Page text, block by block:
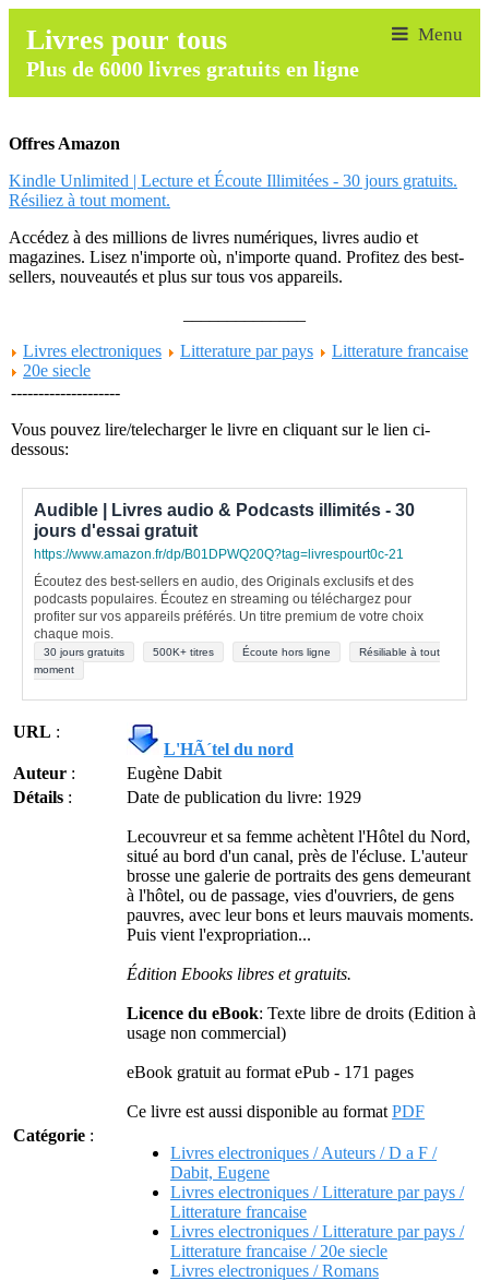
Livres pour tous
Plus de 6000 livres gratuits en ligne
Offres Amazon
Kindle Unlimited | Lecture et Écoute Illimitées - 30 jours gratuits.
Résiliez à tout moment.
Accédez à des millions de livres numériques, livres audio et
magazines. Lisez n'importe où, n'importe quand. Profitez des best-
sellers, nouveautés et plus sur tous vos appareils.
Livres electroniques
Litterature par pays
Litterature francaise
20e siecle
--------------------
Vous pouvez lire/telecharger le livre en cliquant sur le lien ci-
dessous:
Audible | Livres audio & Podcasts illimités - 30
jours d'essai gratuit
https://www.amazon.fr/dp/B01DPWQ20Q?tag=livrespourt0c-21
Écoutez des best-sellers en audio, des Originals exclusifs et des
podcasts populaires. Écoutez en streaming ou téléchargez pour
profiter sur vos appareils préférés. Un titre premium de votre choix
chaque mois.
30 jours gratuits 500K+ titres Écoute hors ligne
Résiliable à tout
moment
URL :
L'HÃ´tel du nord
Auteur :
Eugène Dabit
Détails : Date de publication du livre: 1929
Lecouvreur et sa femme achètent l'Hôtel du Nord,
situé au bord d'un canal, près de l'écluse. L'auteur
brosse une galerie de portraits des gens demeurant
à l'hôtel, ou de passage, vies d'ouvriers, de gens
pauvres, avec leur bons et leurs mauvais moments.
Puis vient l'expropriation...
Édition Ebooks libres et gratuits.
Licence du eBook: Texte libre de droits (Edition à
usage non commercial)
eBook gratuit au format ePub - 171 pages
Ce livre est aussi disponible au format PDF
Catégorie :
Livres electroniques / Auteurs / D a F /
Dabit, Eugene
Livres electroniques / Litterature par pays /
Litterature francaise
Livres electroniques / Litterature par pays /
Litterature francaise / 20e siecle
Livres electroniques / Romans